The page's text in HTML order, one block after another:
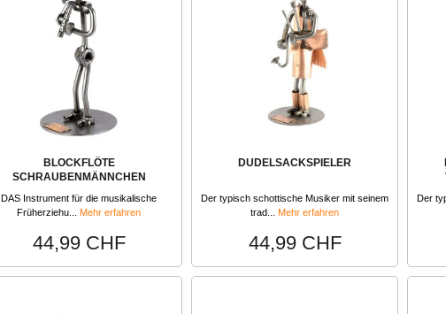
BLOCKFLÖTE
SCHRAUBENMÄNNCHEN
DAS Instrument für die musikalische
Früherziehu... Mehr erfahren
44,99 CHF
DUDELSACKSPIELER
Der typisch schottische Musiker mit seinem
trad... Mehr erfahren
44,99 CHF
Der